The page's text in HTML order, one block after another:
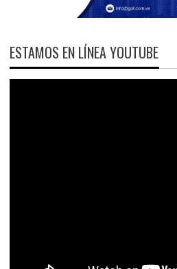
ESTAMOS EN LÍNEA YOUTUBE